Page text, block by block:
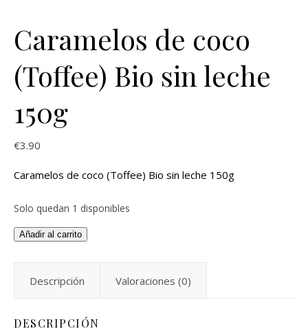
Caramelos de coco
(Toffee) Bio sin leche
150g
€3.90
Caramelos de coco (Toffee) Bio sin leche 150g
Solo quedan 1 disponibles
Añadir al carrito
Descripción Valoraciones (0)
DESCRIPCIÓN